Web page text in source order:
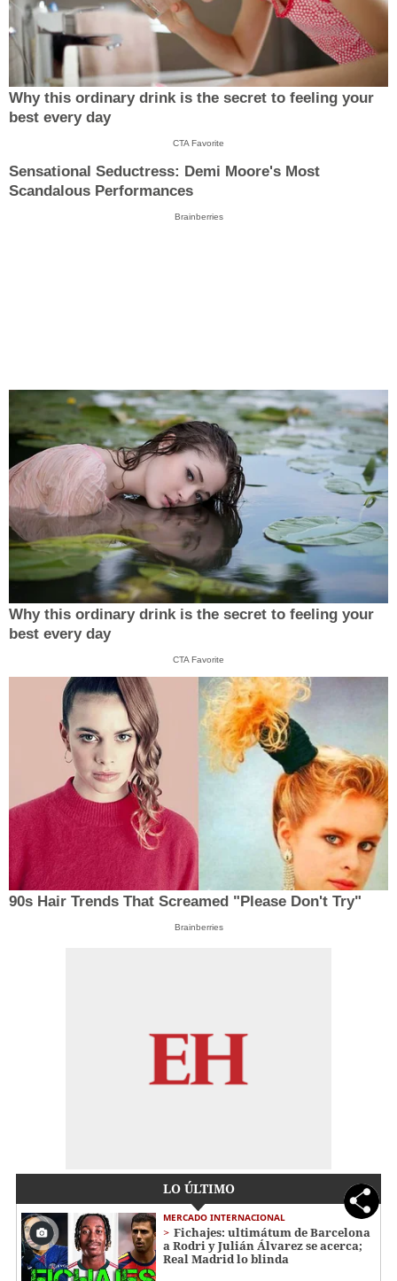
Why this ordinary drink is the secret to feeling your
best every day
CTA Favorite
Sensational Seductress: Demi Moore's Most
Scandalous Performances
Brainberries
Why this ordinary drink is the secret to feeling your
best every day
CTA Favorite
90s Hair Trends That Screamed "Please Don't Try"
Brainberries
LO ÚLTIMO
MERCADO INTERNACIONAL
Fichajes: ultimátum de Barcelona
a Rodri y Julián Álvarez se acerca;
Real Madrid lo blinda